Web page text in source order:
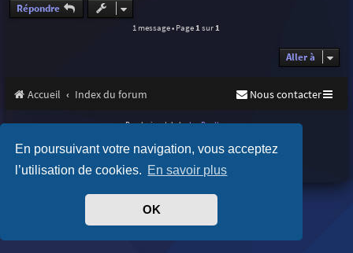
En poursuivant votre navigation, vous acceptez
l’utilisation de cookies. En savoir plus
OK
Répondre
1 message • Page1sur1
Aller à
Accueil Index du forum Nous contacter
Purplexion style byIan Bradley
Traduit parphpBB-fr.com
Confidentialité|Conditions